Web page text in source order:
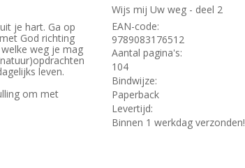
je hart. Ga op
God richting
weg je mag
leven.
om met
Wijs mij Uw weg - deel 2
EAN-code:
9789083176512
Aantal pagina's:
104
Bindwijze:
Paperback
Levertijd:
Binnen 1 werkdag verzonden!